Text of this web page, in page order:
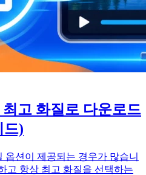
고 화질로 다운로드
드)
션이 제공되는 경우가 많습니
고 항상 최고 화질을 선택하는